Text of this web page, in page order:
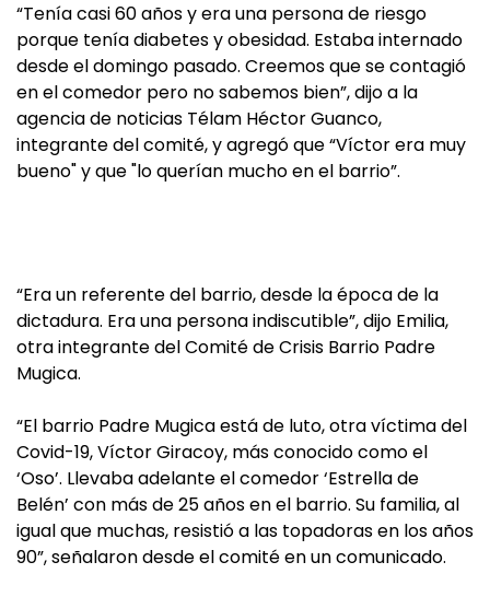
“Tenía casi 60 años y era una persona de riesgo
porque tenía diabetes y obesidad. Estaba internado
desde el domingo pasado. Creemos que se contagió
en el comedor pero no sabemos bien”, dijo a la
agencia de noticias Télam Héctor Guanco,
integrante del comité, y agregó que “Víctor era muy
bueno" y que "lo querían mucho en el barrio”.
“Era un referente del barrio, desde la época de la
dictadura. Era una persona indiscutible”, dijo Emilia,
otra integrante del Comité de Crisis Barrio Padre
Mugica.
“El barrio Padre Mugica está de luto, otra víctima del
Covid-19, Víctor Giracoy, más conocido como el
‘Oso’. Llevaba adelante el comedor ‘Estrella de
Belén’ con más de 25 años en el barrio. Su familia, al
igual que muchas, resistió a las topadoras en los años
90”, señalaron desde el comité en un comunicado.